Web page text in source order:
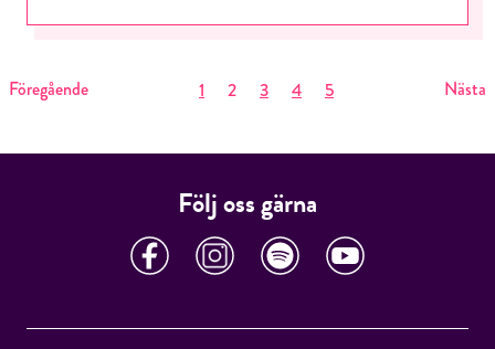
Föregående 1 2 3 4 5 Nästa
Följ oss gärna